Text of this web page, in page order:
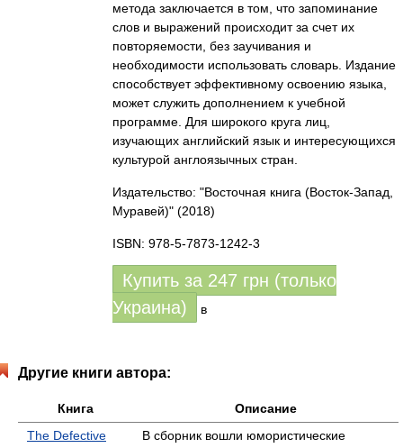
метода заключается в том, что запоминание
слов и выражений происходит за счет их
повторяемости, без заучивания и
необходимости использовать словарь. Издание
способствует эффективному освоению языка,
может служить дополнением к учебной
программе. Для широкого круга лиц,
изучающих английский язык и интересующихся
культурой англоязычных стран.
Издательство: "Восточная книга (Восток-Запад,
Муравей)" (2018)
ISBN: 978-5-7873-1242-3
Купить за 247 грн (только
Украина)
в
Другие книги автора:
Книга
Описание
The Defective
В сборник вошли юмористические